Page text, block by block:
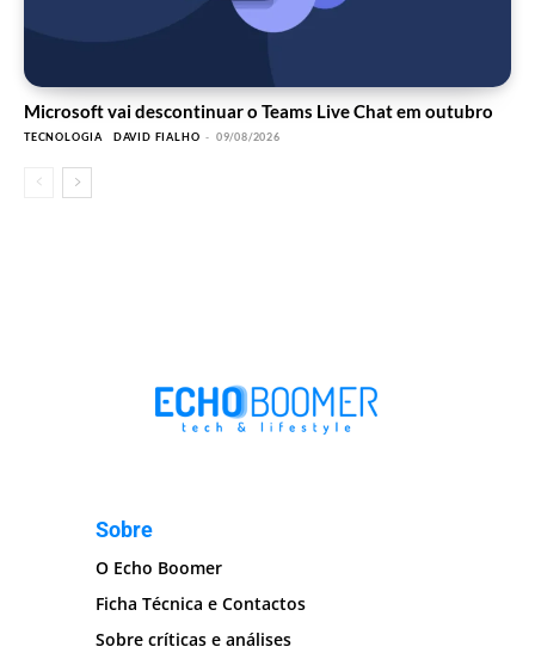
Microsoft vai descontinuar o Teams Live Chat em outubro
TECNOLOGIA DAVID FIALHO - 09/08/2026
Sobre
O Echo Boomer
Ficha Técnica e Contactos
Sobre críticas e análises